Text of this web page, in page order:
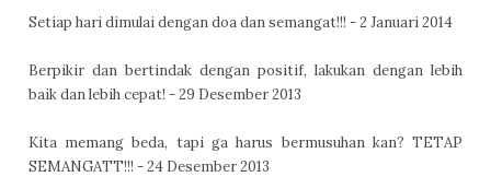
Setiap hari dimulai dengan doa dan semangat!!! - 2 Januari 2014
Berpikir dan bertindak dengan positif, lakukan dengan lebih
baik dan lebih cepat! - 29 Desember 2013
Kita memang beda, tapi ga harus bermusuhan kan? TETAP
SEMANGATT!!! - 24 Desember 2013